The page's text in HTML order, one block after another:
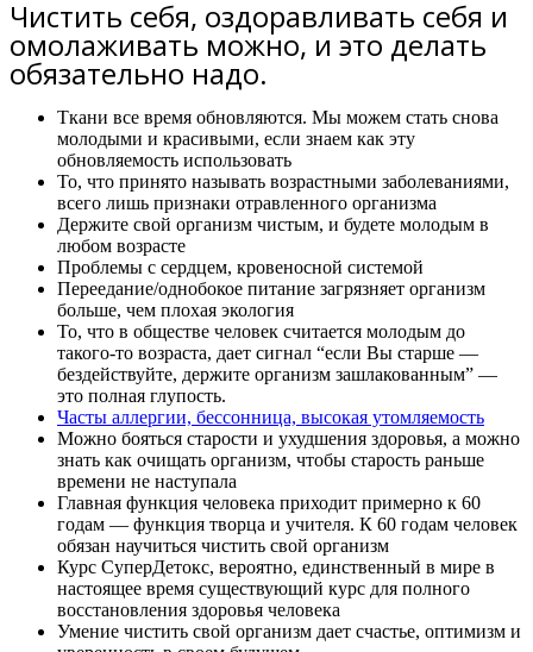
Чистить себя, оздоравливать себя и
омолаживать можно, и это делать
обязательно надо.
Ткани все время обновляются. Мы можем стать снова
молодыми и красивыми, если знаем как эту
обновляемость использовать
То, что принято называть возрастными заболеваниями,
всего лишь признаки отравленного организма
Держите свой организм чистым, и будете молодым в
любом возрасте
Проблемы с сердцем, кровеносной системой
Переедание/однобокое питание загрязняет организм
больше, чем плохая экология
То, что в обществе человек считается молодым до
такого-то возраста, дает сигнал “если Вы старше —
бездействуйте, держите организм зашлакованным” —
это полная глупость.
Часты аллергии, бессонница, высокая утомляемость
Можно бояться старости и ухудшения здоровья, а можно
знать как очищать организм, чтобы старость раньше
времени не наступала
Главная функция человека приходит примерно к 60
годам — функция творца и учителя. К 60 годам человек
обязан научиться чистить свой организм
Курс СуперДетокс, вероятно, единственный в мире в
настоящее время существующий курс для полного
восстановления здоровья человека
Умение чистить свой организм дает счастье, оптимизм и